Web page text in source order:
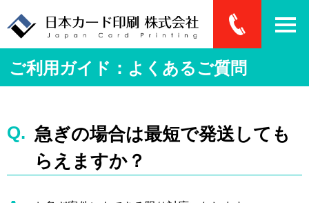
ご利用ガイド：よくあるご質問
急ぎの場合は最短で発送しても
らえますか？